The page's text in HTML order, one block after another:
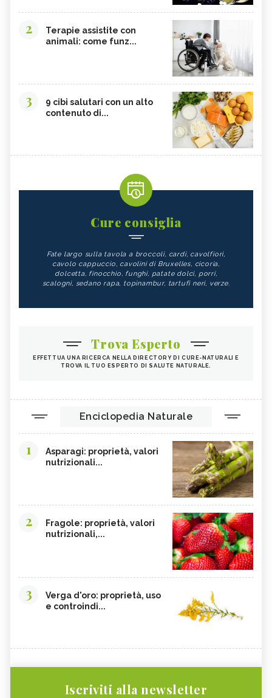
2
Terapie assistite con
animali: come funz...
3
9 cibi salutari con un alto
contenuto di...
Cure consiglia
Fate largo sulla tavola a broccoli, cardi, cavolfiori,
cavolo cappuccio, cavolini di Bruxelles, cicoria,
dolcetta, finocchio, funghi, patate dolci, porri,
scalogni, sedano rapa, topinambur, tartufi neri, verze.
Trova Esperto
EFFETTUA UNA RICERCA NELLA DIRECTORY DI CURE-NATURALI E
TROVA IL TUO ESPERTO DI SALUTE NATURALE.
Enciclopedia Naturale
1
Asparagi: proprietà, valori
nutrizionali...
2
Fragole: proprietà, valori
nutrizionali,...
3
Verga d'oro: proprietà, uso
e controindi...
Iscriviti alla newsletter